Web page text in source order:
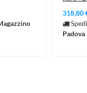
318,80
Padova